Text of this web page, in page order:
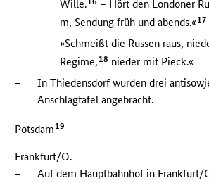
Wille.
– Hört den Londoner
m, Sendung früh und abends.«17
–
»Schmeißt die Russen raus,
Regime,18 nieder mit Pieck.«
–
In Thiedensdorf wurden drei
Anschlagtafel angebracht.
Potsdam19
Frankfurt/O.
–
Auf dem Hauptbahnhof in Frankfurt/